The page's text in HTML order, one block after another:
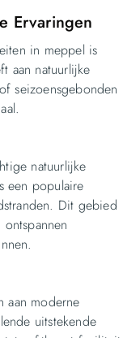
Ervaringen
in meppel is
aan natuurlijke
seizoensgebonden
natuurlijke
een populaire
Dit gebied
aan moderne
uitstekende